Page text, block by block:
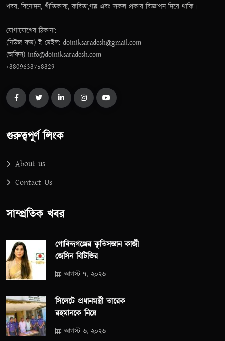
খবর, বিনোদন, গীতিকাব্য, কবিতা,গল্প এবং সকল প্রকার বিজ্ঞাপন দিয়ে থাকি।
যোগাযোগের ঠিকানা:
(নিউজ রুম) ই-মেইল: doiniksaradesh@gmail.com
(অফিস) info@doiniksaradesh.com
+8809638758829
গুরুত্বপূর্ণ লিংক
About us
Contact Us
সাম্প্রতিক খবর
গোবিন্দগঞ্জের কৃতিসন্তান কাজী
জেসিন বিটিভির
আগস্ট ৭, ২০২৬
সিলেটে প্রধানমন্ত্রী তারেক
রহমানকে নিয়ে
আগস্ট ৬, ২০২৬